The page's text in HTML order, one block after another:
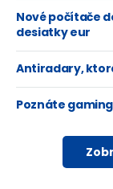
Nové počítače
desiatky eur
Antiradary,
Poznáte